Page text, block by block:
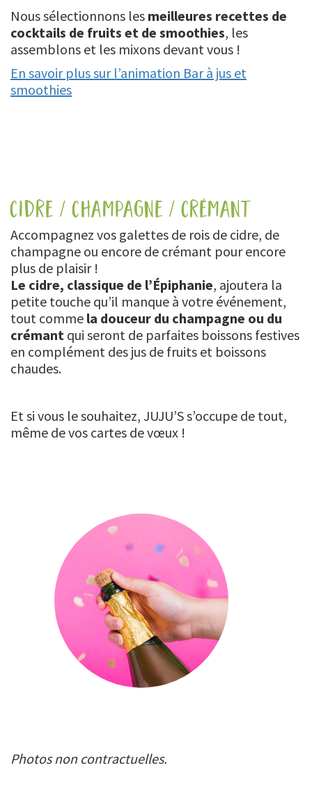
Nous sélectionnons les meilleures recettes de
cocktails de fruits et de smoothies, les
assemblons et les mixons devant vous !
En savoir plus sur l’animation Bar à jus et
smoothies
cidre / champagne / crémant
Accompagnez vos galettes de rois de cidre, de
champagne ou encore de crémant pour encore
plus de plaisir !
Le cidre, classique de l’Épiphanie, ajoutera la
petite touche qu’il manque à votre événement,
tout comme la douceur du champagne ou du
crémant qui seront de parfaites boissons festives
en complément des jus de fruits et boissons
chaudes.
Et si vous le souhaitez, JUJU’S s’occupe de tout,
même de vos cartes de vœux !
Photos non contractuelles.